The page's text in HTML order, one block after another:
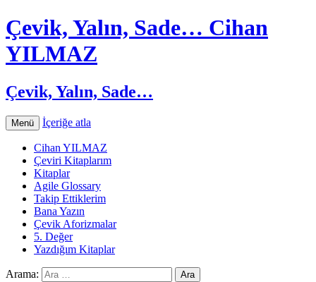
Çevik, Yalın, Sade… Cihan
YILMAZ
Çevik, Yalın, Sade…
Menü İçeriğe atla
Cihan YILMAZ
Çeviri Kitaplarım
Kitaplar
Agile Glossary
Takip Ettiklerim
Bana Yazın
Çevik Aforizmalar
5. Değer
Yazdığım Kitaplar
Arama: